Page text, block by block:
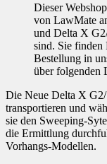
Dieser
von LawMate
und Delta X
sind. Sie finden
Bestellung in
über folgenden
Die Neue Delta X G2/
transportieren und
sie den Sweeping-
die Ermittlung
Vorhangs-Modellen.